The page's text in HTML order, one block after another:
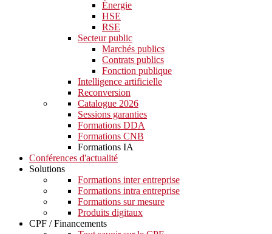
Énergie
HSE
RSE
Secteur public
Marchés publics
Contrats publics
Fonction publique
Intelligence artificielle
Reconversion
Catalogue 2026
Sessions garanties
Formations DDA
Formations CNB
Formations IA
Conférences d'actualité
Solutions
Formations inter entreprise
Formations intra entreprise
Formations sur mesure
Produits digitaux
CPF / Financements